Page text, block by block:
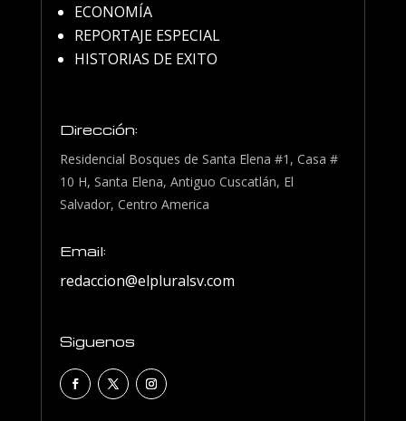
ECONOMÍA
REPORTAJE ESPECIAL
HISTORIAS DE EXITO
Dirección:
Residencial Bosques de Santa Elena #1, Casa #
10 H, Santa Elena, Antiguo Cuscatlán, El
Salvador, Centro America
Email:
redaccion@elpluralsv.com
Siguenos